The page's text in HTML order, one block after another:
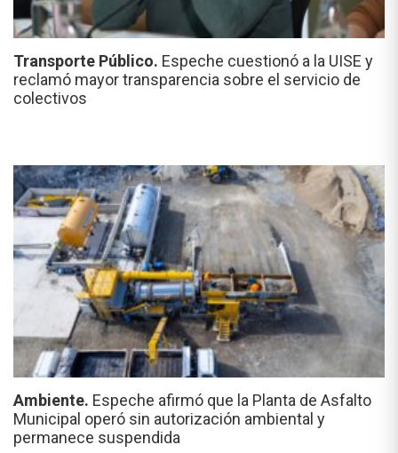
Transporte Público. Espeche cuestionó a la UISE y
reclamó mayor transparencia sobre el servicio de
colectivos
Ambiente. Espeche afirmó que la Planta de Asfalto
Municipal operó sin autorización ambiental y
permanece suspendida